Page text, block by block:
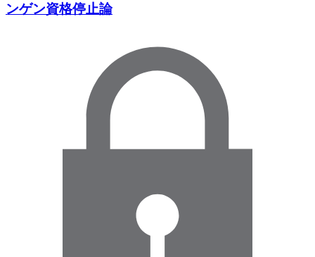
ンゲン資格停止論